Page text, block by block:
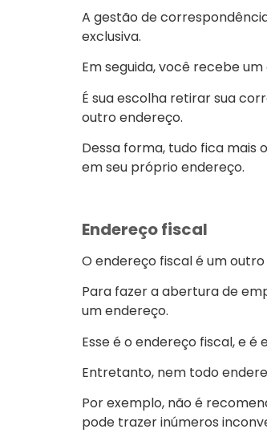
A gestão de
exclusiva.
Em seguida, você recebe
É sua escolha retirar sua
outro endereço.
Dessa forma, tudo fica mais
em seu próprio endereço.
Endereço fiscal
O endereço fiscal é um
Para fazer a abertura de
um endereço.
Esse é o endereço fiscal, e
Entretanto, nem todo
Por exemplo, não é
pode trazer inúmeros